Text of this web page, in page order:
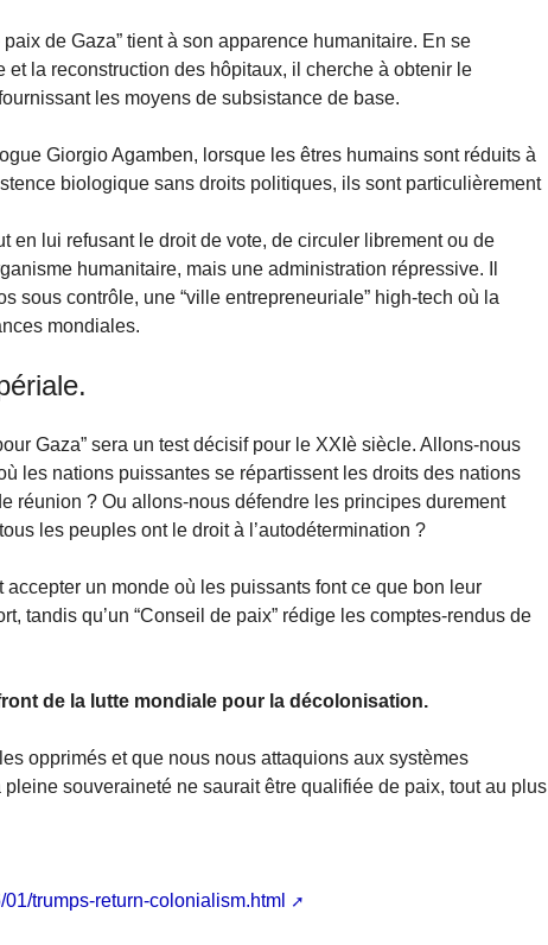
de Gaza” tient à son apparence humanitaire. En se
et la reconstruction des hôpitaux, il cherche à obtenir le
les moyens de subsistance de base.
Giorgio Agamben, lorsque les êtres humains sont réduits à
biologique sans droits politiques, ils sont particulièrement
en lui refusant le droit de vote, de circuler librement ou de
humanitaire, mais une administration répressive. Il
sous contrôle, une “ville entrepreneuriale” high-tech où la
mondiales.
Gaza” sera un test décisif pour le XXIè siècle. Allons-nous
les nations puissantes se répartissent les droits des nations
réunion ? Ou allons-nous défendre les principes durement
les peuples ont le droit à l’autodétermination ?
un monde où les puissants font ce que bon leur
tandis qu’un “Conseil de paix” rédige les comptes-rendus de
de la lutte mondiale pour la décolonisation.
opprimés et que nous nous attaquions aux systèmes
souveraineté ne saurait être qualifiée de paix, tout au plus
trumps-return-colonialism.html